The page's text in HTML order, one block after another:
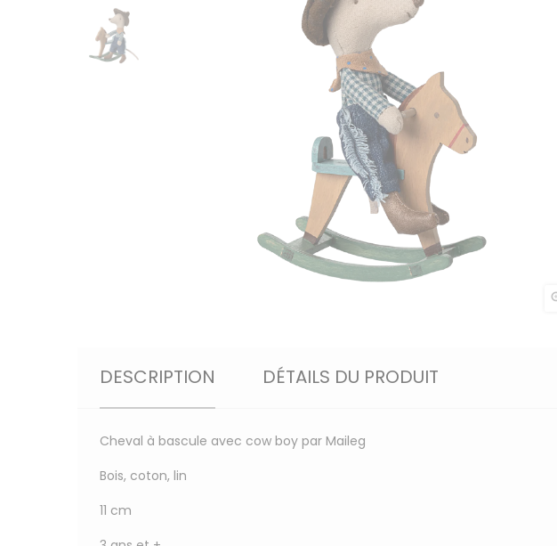
DESCRIPTION DÉTAILS DU PRODUIT
Cheval à bascule avec cow boy par Maileg
Bois, coton, lin
11 cm